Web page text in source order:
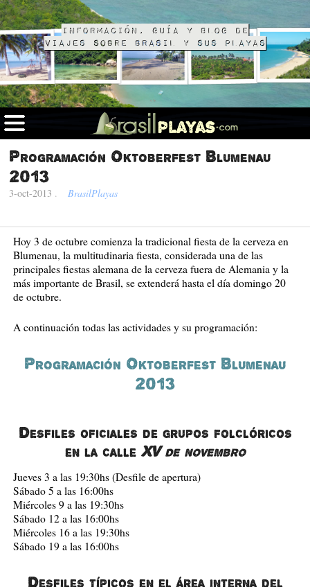
Información, guía y blog de
viajes sobre Brasil y sus playas
Programación Oktoberfest Blumenau
2013
3-oct-2013 . BrasilPlayas
Hoy 3 de octubre comienza la tradicional fiesta de la cerveza en
Blumenau, la multitudinaria fiesta, considerada una de las
principales fiestas alemana de la cerveza fuera de Alemania y la
más importante de Brasil, se extenderá hasta el día domingo 20
de octubre.
A continuación todas las actividades y su programación:
Programación Oktoberfest Blumenau
2013
Desfiles oficiales de grupos folclóricos
en la calle XV de novembro
Jueves 3 a las 19:30hs (Desfile de apertura)
Sábado 5 a las 16:00hs
Miércoles 9 a las 19:30hs
Sábado 12 a las 16:00hs
Miércoles 16 a las 19:30hs
Sábado 19 a las 16:00hs
Desfiles típicos en el área interna del